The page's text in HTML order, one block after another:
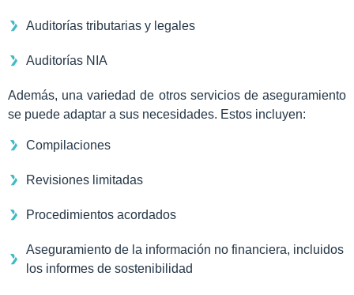
Auditorías tributarias y legales
Auditorías NIA
Además, una variedad de otros servicios de aseguramiento
se puede adaptar a sus necesidades. Estos incluyen:
Compilaciones
Revisiones limitadas
Procedimientos acordados
Aseguramiento de la información no financiera, incluidos
los informes de sostenibilidad